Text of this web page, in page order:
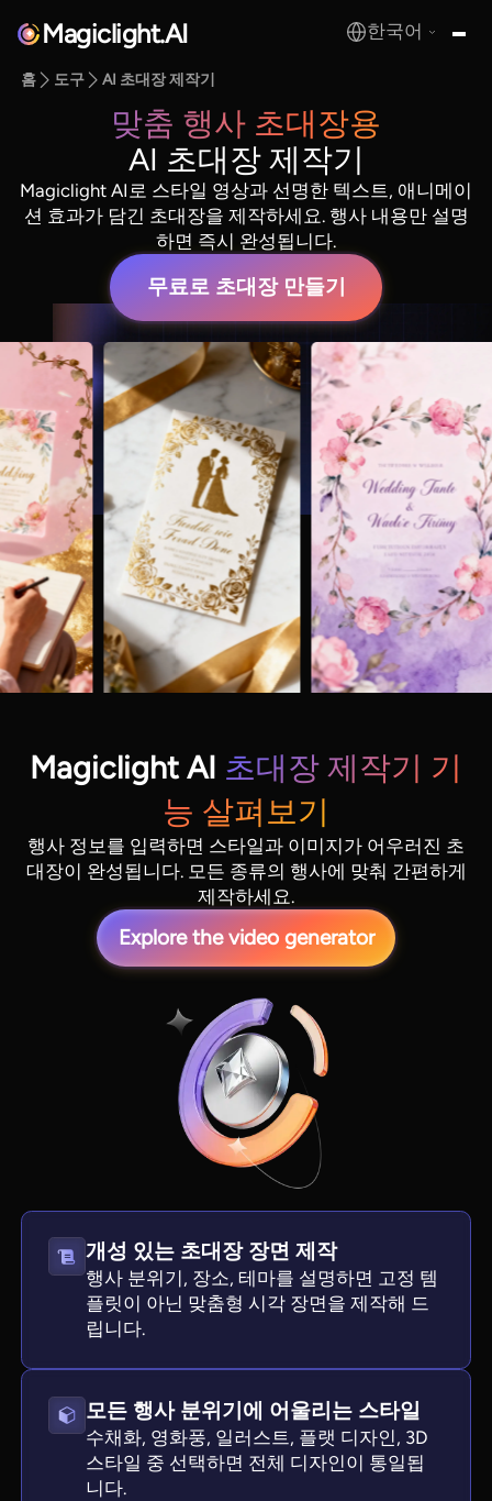
Magiclight.AI
View all tools
한국어
홈 도구 AI 초대장 제작기
맞춤 행사 초대장용
AI 초대장 제작기
Magiclight AI로 스타일 영상과 선명한 텍스트, 애니메이
션 효과가 담긴 초대장을 제작하세요. 행사 내용만 설명
하면 즉시 완성됩니다.
무료로 초대장 만들기
Magiclight AI 초대장 제작기 기
능 살펴보기
행사 정보를 입력하면 스타일과 이미지가 어우러진 초
대장이 완성됩니다. 모든 종류의 행사에 맞춰 간편하게
제작하세요.
Explore the video generator
개성 있는 초대장 장면 제작
행사 분위기, 장소, 테마를 설명하면 고정 템
플릿이 아닌 맞춤형 시각 장면을 제작해 드
립니다.
모든 행사 분위기에 어울리는 스타일
수채화, 영화풍, 일러스트, 플랫 디자인, 3D
스타일 중 선택하면 전체 디자인이 통일됩
니다.